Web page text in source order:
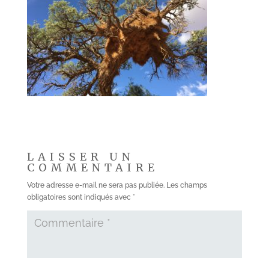
LAISSER UN
COMMENTAIRE
Votre adresse e-mail ne sera pas publiée. Les champs
obligatoires sont indiqués avec *